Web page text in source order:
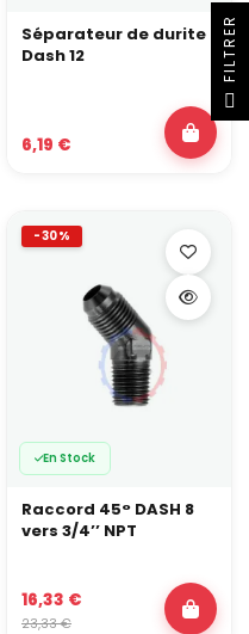
Séparateur de durite
Dash 12
6,19 €
-30%
En Stock
Raccord 45° DASH 8
vers 3/4’’ NPT
16,33 €
23,33 €
R